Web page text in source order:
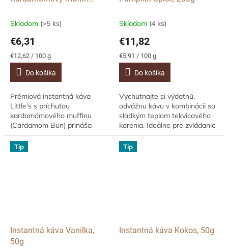
Skladom (>5 ks)
€6,31
Jednotková
cena:
€12,62 / 100 g
Do košíka
Prémiová instantná káva
Little's s príchuťou
kardamómového muffinu
(Cardamom Bun) prináša
sladko korenenú vôňu
inšpirovanú škandinávskym
pečivom. Hladká chuť 100%
Skladom (4 ks)
€11,82
Jednotková
cena:
€5,91 / 100 g
Do košíka
Vychutnajte si výdatnú,
odvážnu kávu v kombinácii so
sladkým teplom tekvicového
korenia. Ideálne pre zvládanie
chladného počasia, vo vnútri
aj vonku! Dodajte svojim
jesenným...
Tip
Instantná káva Vanilka,
50g
Tip
Instantná káva Kokos, 50g